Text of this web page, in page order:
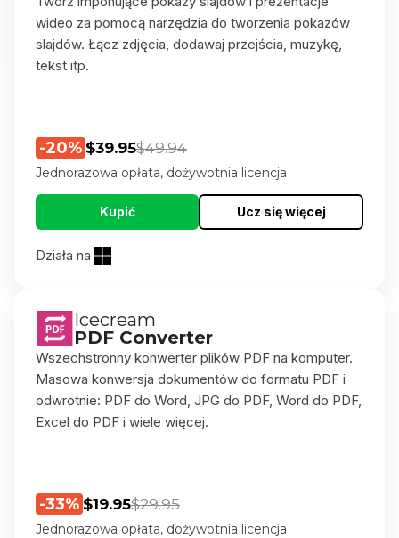
wideo za pomocą narzędzia do tworzenia pokazów
slajdów. Łącz zdjęcia, dodawaj przejścia, muzykę,
tekst itp.
-20% $39.95$49.94
Jednorazowa opłata, dożywotnia licencja
Kupić Ucz się więcej
Działa na
Icecream
PDF Converter
Wszechstronny konwerter plików PDF na komputer.
Masowa konwersja dokumentów do formatu PDF i
odwrotnie: PDF do Word, JPG do PDF, Word do PDF,
Excel do PDF i wiele więcej.
-33% $19.95$29.95
Jednorazowa opłata, dożywotnia licencja